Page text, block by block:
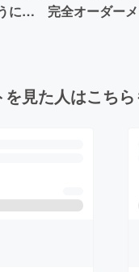
に… 完全オーダーメ
見た人はこち